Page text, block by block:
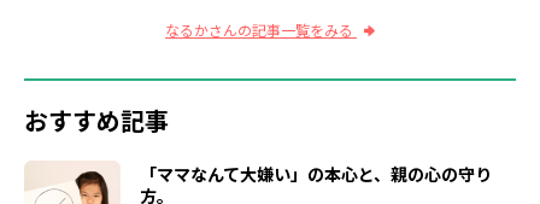
なるかさんの記事一覧をみる
おすすめ記事
「ママなんて大嫌い」の本心と、親の心の守り
方。